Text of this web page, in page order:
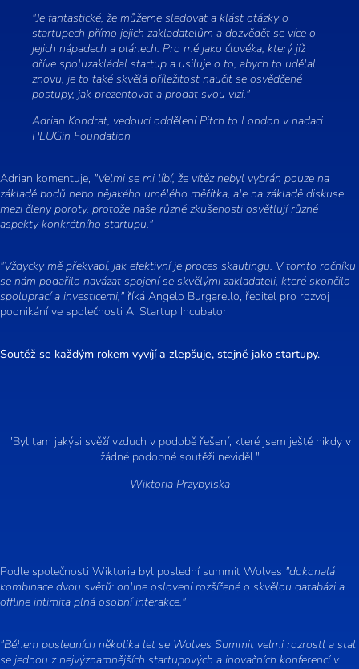
"Je fantastické, že můžeme sledovat a klást otázky o
startupech přímo jejich zakladatelům a dozvědět se více o
jejich nápadech a plánech. Pro mě jako člověka, který již
dříve spoluzakládal startup a usiluje o to, abych to udělal
znovu, je to také skvělá příležitost naučit se osvědčené
postupy, jak prezentovat a prodat svou vizi."
Adrian Kondrat, vedoucí oddělení Pitch to London v nadaci
PLUGin Foundation
Adrian komentuje, "Velmi se mi líbí, že vítěz nebyl vybrán pouze na
základě bodů nebo nějakého umělého měřítka, ale na základě diskuse
mezi členy poroty, protože naše různé zkušenosti osvětlují různé
aspekty konkrétního startupu."
"Vždycky mě překvapí, jak efektivní je proces skautingu. V tomto ročníku
se nám podařilo navázat spojení se skvělými zakladateli, které skončilo
spoluprací a investicemi," říká Angelo Burgarello, ředitel pro rozvoj
podnikání ve společnosti AI Startup Incubator.
Soutěž se každým rokem vyvíjí a zlepšuje, stejně jako startupy.
"Byl tam jakýsi svěží vzduch v podobě řešení, které jsem ještě nikdy v
žádné podobné soutěži neviděl."
Wiktoria Przybylska
Podle společnosti Wiktoria byl poslední summit Wolves "dokonalá
kombinace dvou světů: online oslovení rozšířené o skvělou databázi a
offline intimita plná osobní interakce."
"Během posledních několika let se Wolves Summit velmi rozrostl a stal
se jednou z nejvýznamnějších startupových a inovačních konferencí v